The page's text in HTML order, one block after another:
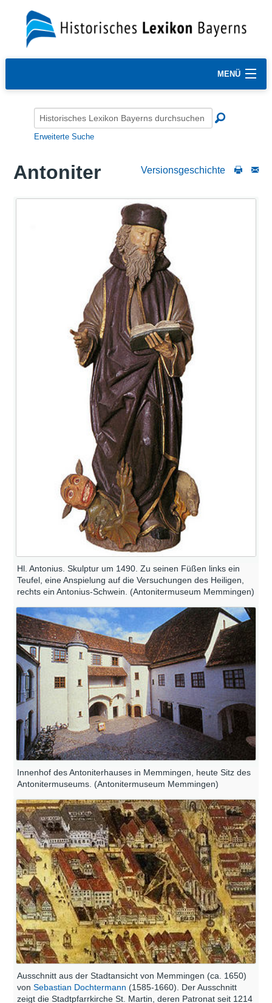
MENÜ
Erweiterte Suche
Versionsgeschichte
Antoniter
Hl. Antonius. Skulptur um 1490. Zu seinen Füßen links ein
Teufel, eine Anspielung auf die Versuchungen des Heiligen,
rechts ein Antonius-Schwein. (Antonitermuseum Memmingen)
Innenhof des Antoniterhauses in Memmingen, heute Sitz des
Antonitermuseums. (Antonitermuseum Memmingen)
Ausschnitt aus der Stadtansicht von Memmingen (ca. 1650)
von Sebastian Dochtermann (1585-1660). Der Ausschnitt
zeigt die Stadtpfarrkirche St. Martin, deren Patronat seit 1214